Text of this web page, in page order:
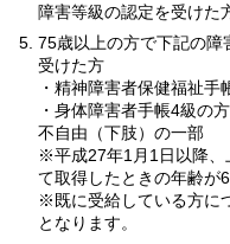
障害等級の認定を受けた
75歳以上の方で下記の障
受けた方
・精神障害者保健福祉手
・身体障害者手帳4級の
不自由（下肢）の一部
※平成27年1月1日以降、
て取得したときの年齢が
※既に受給している方に
となります。